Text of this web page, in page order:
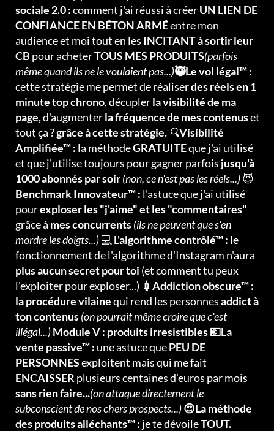
sociale 2.0 :comment j'ai réussi à créerUN LIEN DE
CONFIANCE EN BÉTON ARMÉentre mon
audience et moi tout en les INCITANT à sortir leur
CB pour acheterTOUS MES PRODUITS(parfois
même quand ils ne le voulaient pas...)🥷Le vol légal™ :
cette stratégie me permet de réaliserdes réels en 1
minute top chrono, décuplerla visibilité de ma
page,d'augmenterla fréquence de mes contenuset
tout ça ?grâce à cette stratégie. 🔍Visibilité
Amplifiée™ : la méthodeGRATUITEque j'ai utilisé
et que j'utilise toujours pour gagner parfois jusqu'à
1000 abonnés par soir(non, ce n'est pas les réels...)😈
Benchmark Innovateur™ : l'astuce que j'ai utilisé
pourexploser les "j'aime" et les "commentaires"
grâce à mes concurrents(ils ne peuvent que s'en
mordre les doigts...)💻 L'algorithme contrôlé™ : le
fonctionnement de l'algorithme d'Instagram n'aura
plus aucun secret pour toi (et comment tu peux
l'exploiter pour exploser...) 💉Addiction obscure™ :
la procédure vilainequi rend les personnesaddict à
ton contenus(on pourrait même croire que c'est
illégal...)Module V : produits irresistibles 💶La
vente passive™ : une astuce quePEU DE
PERSONNESexploitent mais qui me fait
ENCAISSER plusieurs centaines d'euros par mois
sans rien faire...(on attaque directement le
subconscient de nos chers prospects...)😍La méthode
des produits alléchants™ : je te dévoileTOUT.